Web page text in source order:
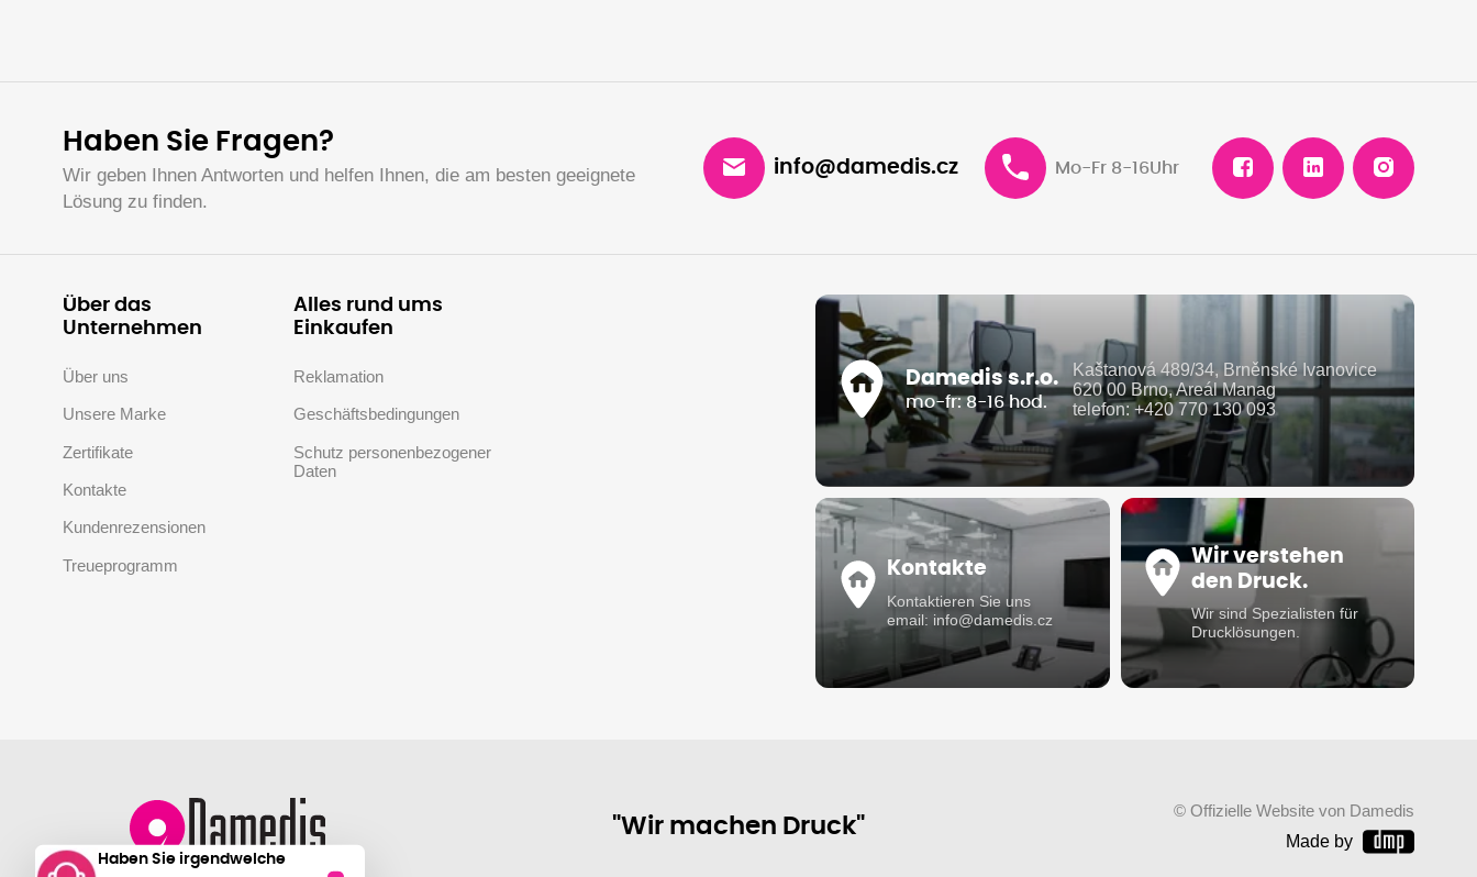
Haben Sie irgendwelche
Haben Sie Fragen?
Wir geben Ihnen Antworten und helfen Ihnen, die am besten geeignete
Lösung zu finden.
info@damedis.cz Mo-Fr 8-16Uhr
Über das
Unternehmen
Über uns
Unsere Marke
Zertifikate
Kontakte
Kundenrezensionen
Treueprogramm
Alles rund ums
Einkaufen
Reklamation
Geschäftsbedingungen
Schutz personenbezogener
Daten
Damedis s.r.o.
mo-fr: 8-16 hod.
Kaštanová 489/34, Brněnské Ivanovice
620 00 Brno, Areál Manag
telefon: +420 770 130 093
Kontakte
Kontaktieren Sie uns
email: info@damedis.cz
Wir verstehen
den Druck.
Wir sind Spezialisten für
Drucklösungen.
"Wir machen Druck"
© Offizielle Website von Damedis
Made by